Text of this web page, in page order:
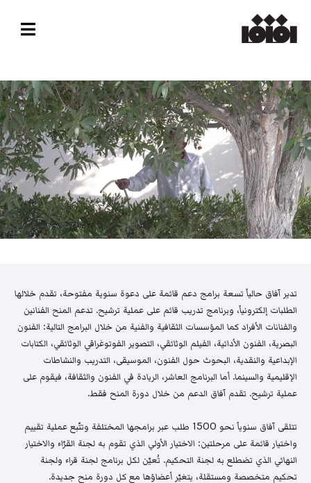
تدير آفاق حالياً تسعة برامج دعم قائمة على دعوة سنوية مفتوحة، تقدم خلالها
الطلبات إلكترونياً، وبرنامج تدريب قائم على عملية ترشيح. تدعم المنح الفنانين
والفنانات الأفراد كما المؤسسات الثقافية والفنية من خلال البرامج التالية: الفنون
البصرية، الفنون الأدائية، الفيلم الوثائقي، التصوير الفوتوغرافي الوثائقي، الكتابات
الإبداعية والنقدية، البحوث حول الفنون، الموسيقى، التدريب والنشاطات
الإقليمية والسينما. أما البرنامج العاشر، الريادة في الفنون والثقافة، فيقوم على
عملية ترشيح. تقدم آفاق الدعم من خلال دورة المنح فقط.
تتلقى آفاق سنوياً نحو 1500 طلب عبر برامجها المختلفة وتتّبع عملية تقييم
واختيار قائمة على مرحلتين: الاختيار الأولي الذي تقوم به لجنة القرّاء والاختيار
النهائي الذي تضطلع به لجنة التحكيم. تُعيّن لكل برنامج لجنة قراء ولجنة
تحكيم متخصصة ومستقلة، يتغيّر أعضاؤها مع كل دورة منح جديدة.